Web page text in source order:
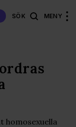
SÖK MENY
homosexuella